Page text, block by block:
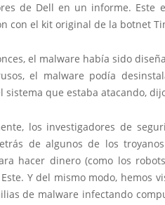
de Dell en un informe. Este
con el kit original de la botnet
el malware había sido
el malware podía
sistema que estaba atacando,
los investigadores de
de algunos de los
hacer dinero (como los
Y del mismo modo, hemos
de malware infectando